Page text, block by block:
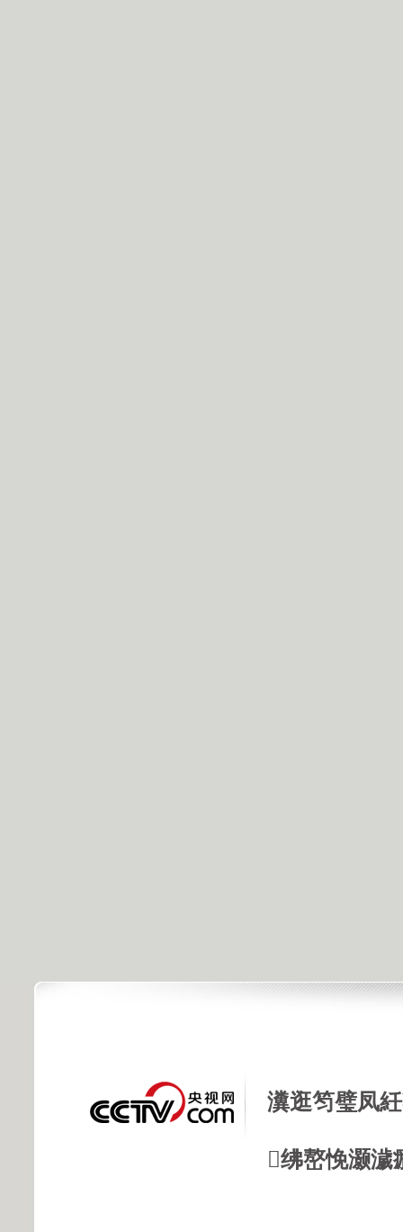
瀵逛笉璧凤
绋嶅悗灏